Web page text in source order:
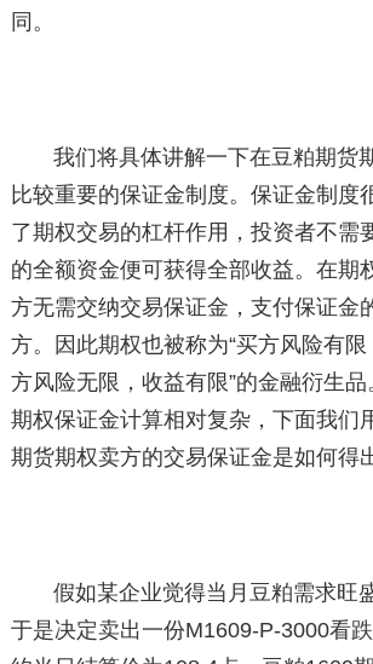
同。
我们将具体讲解一下在豆粕期货
比较重要的保证金制度。保证金制度
了期权交易的杠杆作用，投资者不需
的全额资金便可获得全部收益。在期
方无需交纳交易保证金，支付保证金
方。因此期权也被称为“买方风险有
方风险无限，收益有限”的金融衍生
期权保证金计算相对复杂，下面我们
期货期权卖方的交易保证金是如何得
假如某企业觉得当月豆粕需求旺
于是决定卖出一份M1609-P-3000看